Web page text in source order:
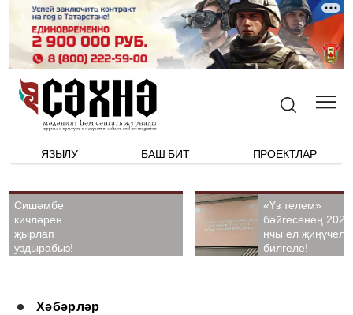
ЯЗЫЛУ БАШ БИТ ПРОЕКТЛАР
Сишәмбе
кичләрен
җырлап
уздырабыз!
«Үз телем»
бәйгесенең 2026
нчы ел
билгеле!
Хәбәрләр